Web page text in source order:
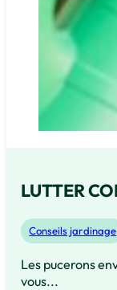
LUTTER
Conseils jardinage
Les pucerons
vous...